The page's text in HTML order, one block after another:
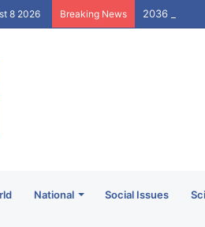
8 2026 Breaking News 2036 ओलंपिक
National Social Issues